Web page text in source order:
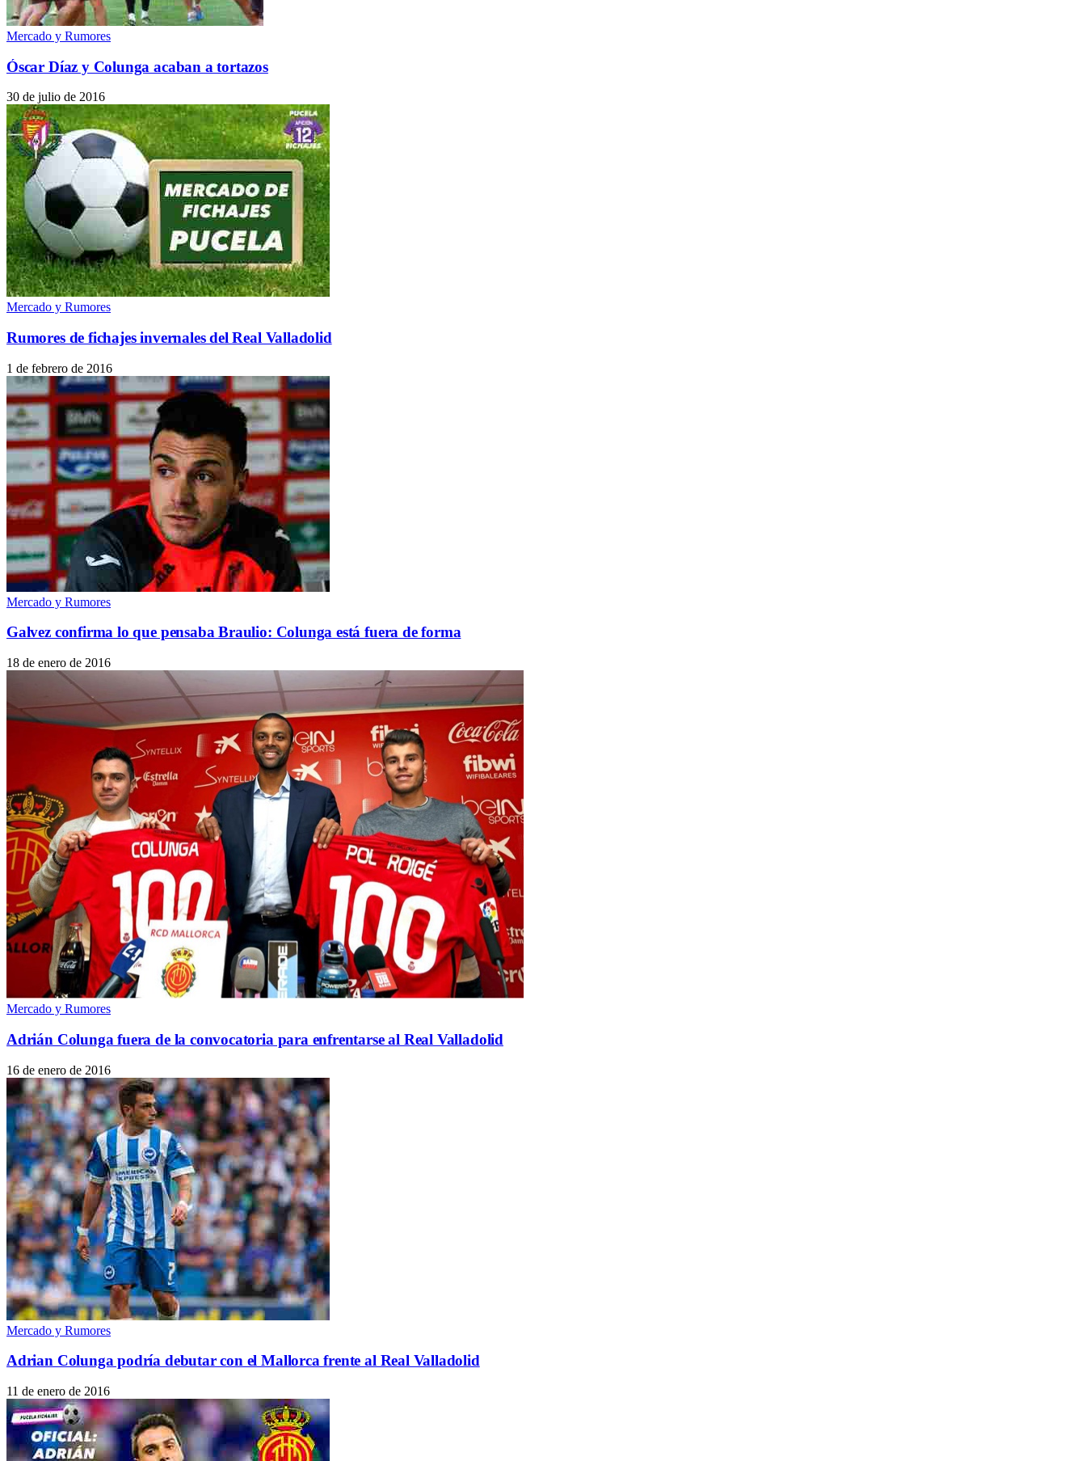
Mercado y Rumores
Óscar Díaz y Colunga acaban a tortazos
30 de julio de 2016
Mercado y Rumores
Rumores de fichajes invernales del Real Valladolid
1 de febrero de 2016
Mercado y Rumores
Galvez confirma lo que pensaba Braulio: Colunga está fuera de forma
18 de enero de 2016
Mercado y Rumores
Adrián Colunga fuera de la convocatoria para enfrentarse al Real Valladolid
16 de enero de 2016
Mercado y Rumores
Adrian Colunga podría debutar con el Mallorca frente al Real Valladolid
11 de enero de 2016